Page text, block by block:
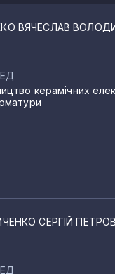
ВЯЧЕСЛАВ
керамічних
СЕРГІЙ